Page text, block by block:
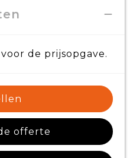
de prijsopgave.
offerte